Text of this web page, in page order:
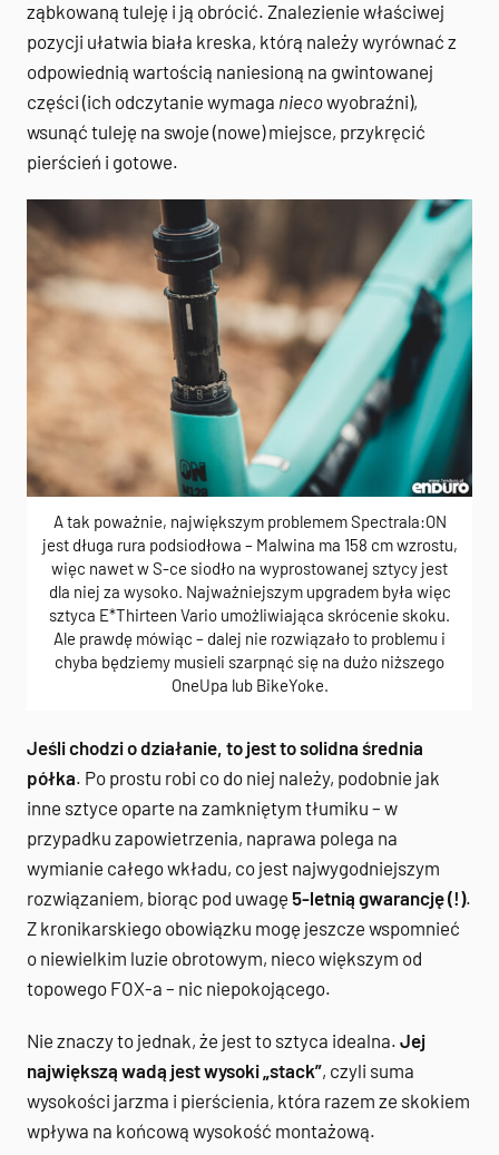
ząbkowaną tuleję i ją obrócić. Znalezienie właściwej
pozycji ułatwia biała kreska, którą należy wyrównać z
odpowiednią wartością naniesioną na gwintowanej
części (ich odczytanie wymaga niecowyobraźni),
wsunąć tuleję na swoje (nowe) miejsce, przykręcić
pierścień i gotowe.
A tak poważnie, największym problemem Spectrala:ON
jest długa rura podsiodłowa – Malwina ma 158 cm wzrostu,
więc nawet w S-ce siodło na wyprostowanej sztycy jest
dla niej za wysoko. Najważniejszym upgradem była więc
sztyca E*Thirteen Vario umożliwiająca skrócenie skoku.
Ale prawdę mówiąc – dalej nie rozwiązało to problemu i
chyba będziemy musieli szarpnąć się na dużo niższego
OneUpa lub BikeYoke.
Jeśli chodzi o działanie, to jest to solidna średnia
półka. Po prostu robi co do niej należy, podobnie jak
inne sztyce oparte na zamkniętym tłumiku – w
przypadku zapowietrzenia, naprawa polega na
wymianie całego wkładu, co jest najwygodniejszym
rozwiązaniem, biorąc pod uwagę 5-letnią gwarancję (!).
Z kronikarskiego obowiązku mogę jeszcze wspomnieć
o niewielkim luzie obrotowym, nieco większym od
topowego FOX-a – nic niepokojącego.
Nie znaczy to jednak, że jest to sztyca idealna. Jej
największą wadą jest wysoki „stack”, czyli suma
wysokości jarzma i pierścienia, która razem ze skokiem
wpływa na końcową wysokość montażową.